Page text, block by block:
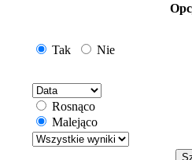
Tak Nie
Rosnąco
Malejąco